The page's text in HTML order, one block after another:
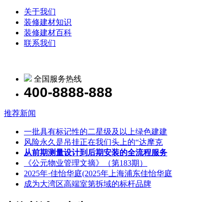
关于我们
装修建材知识
装修建材百科
联系我们
全国服务热线
400-8888-888
推荐新闻
一批具有标记性的二星级及以上绿色建建
风险永久是吊挂正在我们头上的“达摩克
从前期测量设计到后期安装的全流程服务
《公元物业管理文摘》（第183期）
2025年·佳怡华庭(2025年上海浦东佳怡华庭
成为大湾区高端室第拆域的标杆品牌